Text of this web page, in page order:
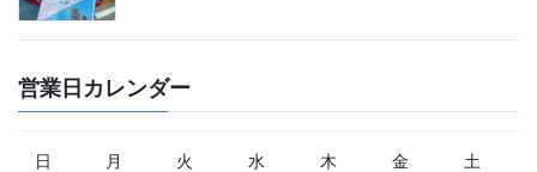
営業日カレンダー
日 月 火 水 木 金 土